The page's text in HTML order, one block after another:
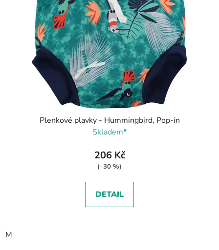
Plenkové plavky - Hummingbird, Pop-in
Skladem*
206 Kč
(–30 %)
DETAIL
M